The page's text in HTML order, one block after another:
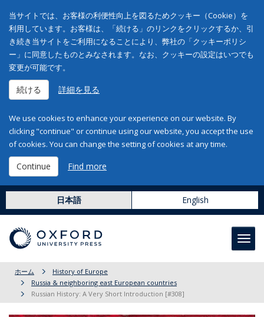
当サイトでは、お客様の利便性向上を図るためクッキー（Cookie）を
利用しています。お客様は、「続ける」のリンクをクリックするか、引
き続き当サイトをご利用になることにより、弊社の「クッキーポリシ
ー」に同意したものとみなされます。なお、クッキーの設定はいつでも
変更が可能です。
続ける 詳細を見る
We use cookies to enhance your experience on our website. By
clicking "continue" or continue using our website, you accept the use
of cookies. You can change the setting of cookies at any time.
Continue Find more
日本語 English
ホーム
History of Europe
Russia & neighboring east European countries
Russian History: A Very Short Introduction [#308]